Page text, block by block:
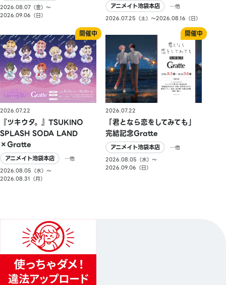
2026.08.07（金）〜
2026.09.06（日）
アニメイト池袋本店
…他
2026.07.25（土）〜2026.08.16（日）
2026.07.22
『ツキウタ。』TSUKINO
SPLASH SODA LAND
×Gratte
アニメイト池袋本店
…他
2026.08.05（水）〜
2026.08.31（月）
2026.07.22
「君となら恋をしてみても」
完結記念Gratte
アニメイト池袋本店
…他
2026.08.05（水）〜
2026.09.06（日）